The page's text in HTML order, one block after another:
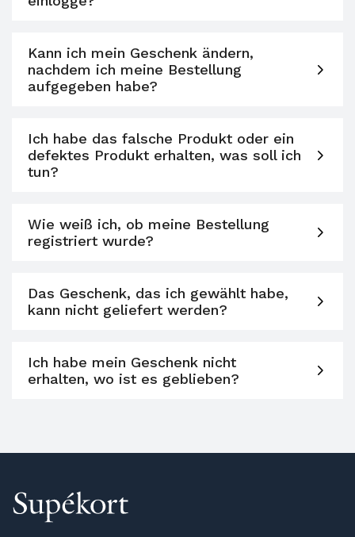
Kann ich mein Geschenk ändern,
nachdem ich meine Bestellung
aufgegeben habe?
Ich habe das falsche Produkt oder ein
defektes Produkt erhalten, was soll ich
tun?
Wie weiß ich, ob meine Bestellung
registriert wurde?
Das Geschenk, das ich gewählt habe,
kann nicht geliefert werden?
Ich habe mein Geschenk nicht
erhalten, wo ist es geblieben?